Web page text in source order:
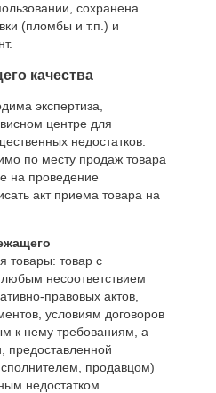
сохранена
(пломбы и т.п.) и
качества
экспертиза,
центре для
недостатков.
по месту продаж товара
на проведение
акт приема товара на
товары: товар с
любым несоответствием
правовых актов,
условиям договоров
к нему требованиям, а
предоставленной
продавцом)
недостатком